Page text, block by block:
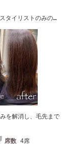
タイリストのみのサ
を解消し、毛先まで
席数 4席